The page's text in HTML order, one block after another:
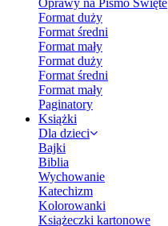
Oprawy na Pismo Święte
Format duży
Format średni
Format mały
Format duży
Format średni
Format mały
Paginatory
Książki
Dla dzieci
Bajki
Biblia
Wychowanie
Katechizm
Kolorowanki
Książeczki kartonowe